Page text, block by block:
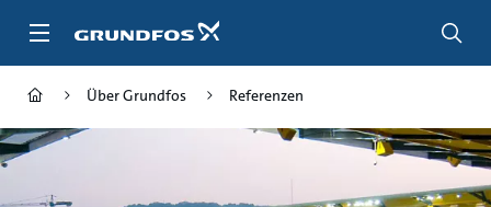
Inhalt
Über Grundfos Referenzen